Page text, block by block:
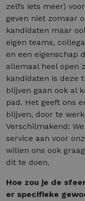
zelfs iets meer)
geven niet zomaar
kandidaten maar
eigen teams,
en een eigenschap
allemaal heel open
kandidaten is deze
blijven gaan ook al
pad. Het geeft ons
blijven, door te
Verschilmakend:
service aan voor
willen ons ook
dit te doen.
Hoe zou je de
er specifieke